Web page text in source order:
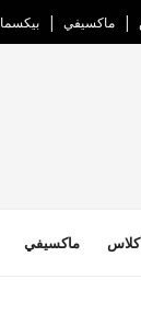
ماكسيفي بيكسما
كلاس ماكسيفي